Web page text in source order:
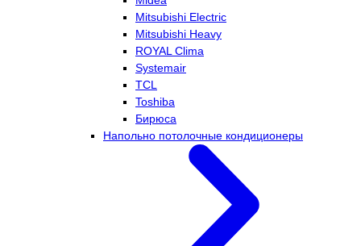
Mitsubishi Electric
Mitsubishi Heavy
ROYAL Clima
Systemair
TCL
Toshiba
Бирюса
Напольно потолочные кондиционеры